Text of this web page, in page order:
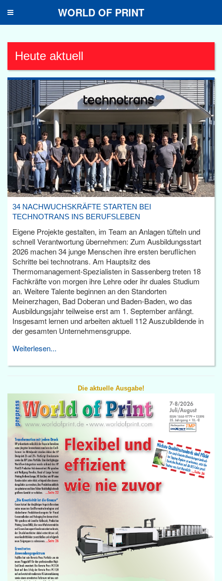
Toggle
WORLD OF PRINT
Heute aktuell
34 NACHWUCHSKRÄFTE STARTEN BEI
TECHNOTRANS INS BERUFSLEBEN
Eigene Projekte gestalten, im Team an Anlagen tüfteln und
schnell Verantwortung übernehmen: Zum Ausbildungsstart
2026 machen 34 junge Menschen ihre ersten beruflichen
Schritte bei technotrans. Am Hauptsitz des
Thermomanagement-Spezialisten in Sassenberg treten 18
Fachkräfte von morgen ihre Lehre oder ihr duales Studium
an. Weitere Talente beginnen an den Standorten
Meinerzhagen, Bad Doberan und Baden-Baden, wo das
Ausbildungsjahr teilweise erst am 1. September anfängt.
Insgesamt lernen und arbeiten aktuell 112 Auszubildende in
der gesamten Unternehmensgruppe.
Weiterlesen...
Die aktuelle Ausgabe!